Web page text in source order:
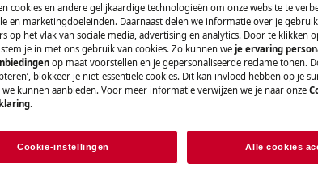
et débranchez la fiche secteur
pour les appareils lourds, il
fermées.
cookies en andere gelijkaardige technologieën om onze website te
en marketingdoeleinden. Daarnaast delen we informatie over je
op het vlak van sociale media, advertising en analytics. Door te klikken
stem je in met ons gebruik van cookies. Zo kunnen we je ervaring
op maat voorstellen en je gepersonaliseerde reclame tonen.
blokkeer je niet-essentiële cookies. Dit kan invloed hebben op je
kunnen aanbieden. Voor meer informatie verwijzen we je naar onze
.
Cookie-instellingen Alle cookies